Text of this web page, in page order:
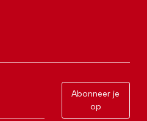
Abonneer je
op